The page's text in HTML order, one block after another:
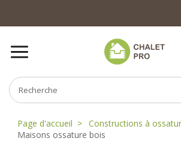
Page d'accueil
Constructions à
Maisons ossature bois